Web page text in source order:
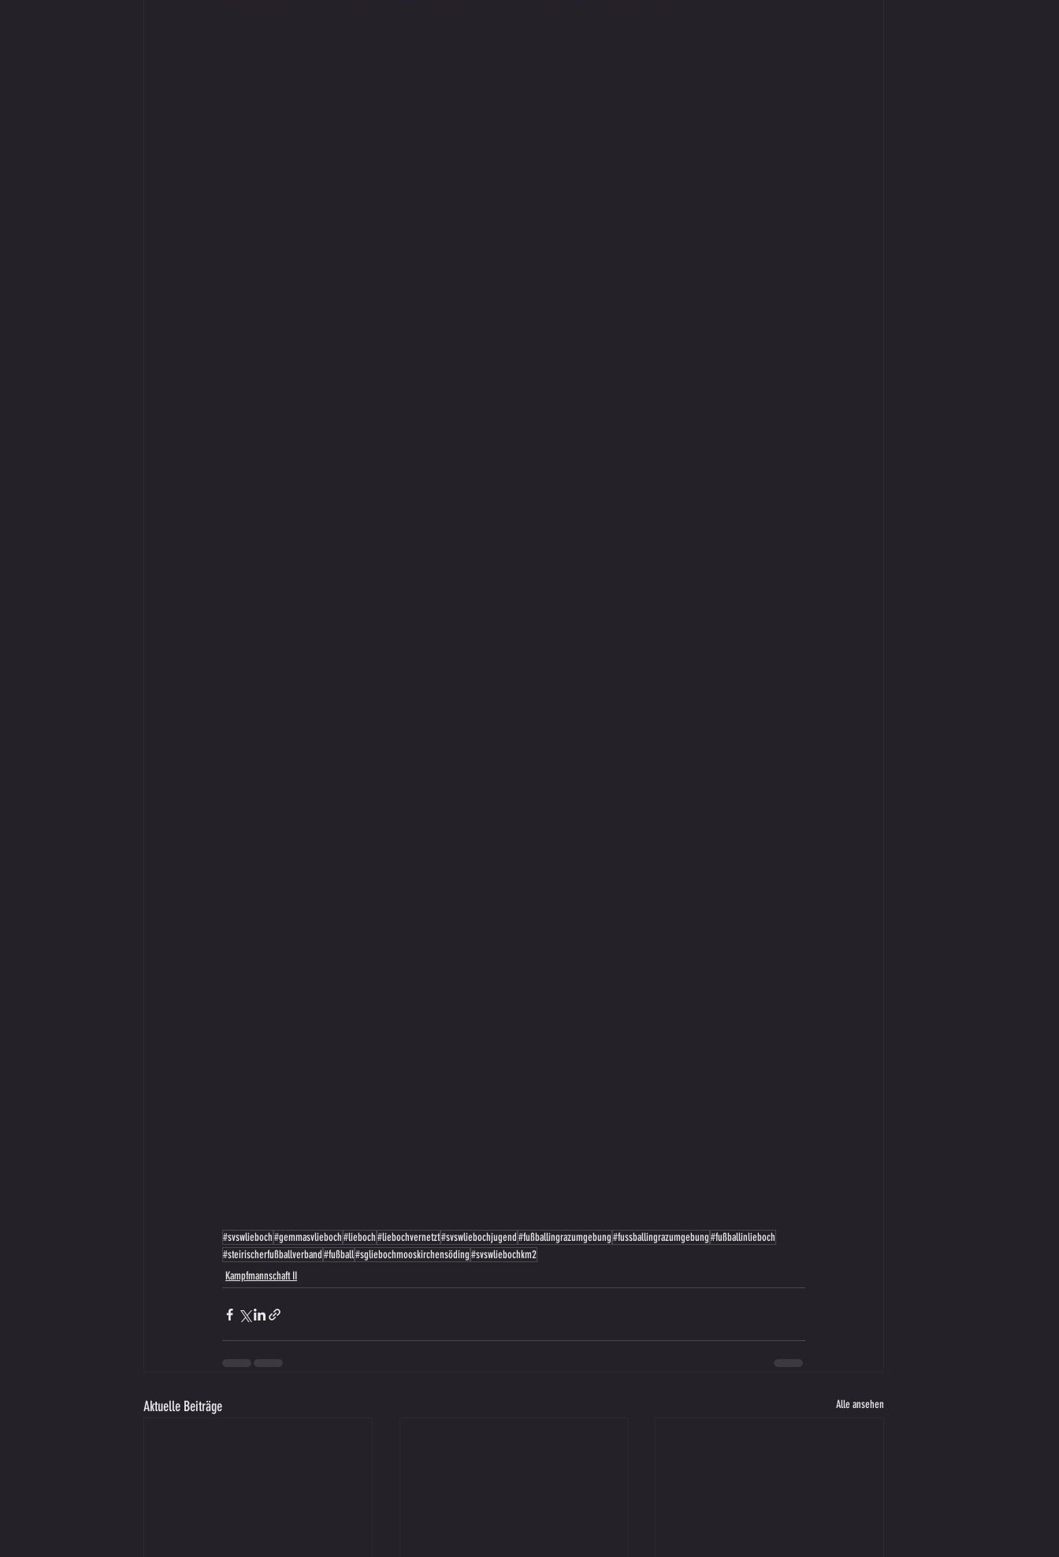
#svswlieboch#gemmasvlieboch#lieboch#liebochvernetzt#svswliebochjugend#fußballingrazumgebung#fussballingrazumgebung#fußballinlieboch
#steirischerfußballverband#fußball#sgliebochmooskirchensöding#svswliebochkm2
Kampfmannschaft II
Aktuelle Beiträge Alle ansehen